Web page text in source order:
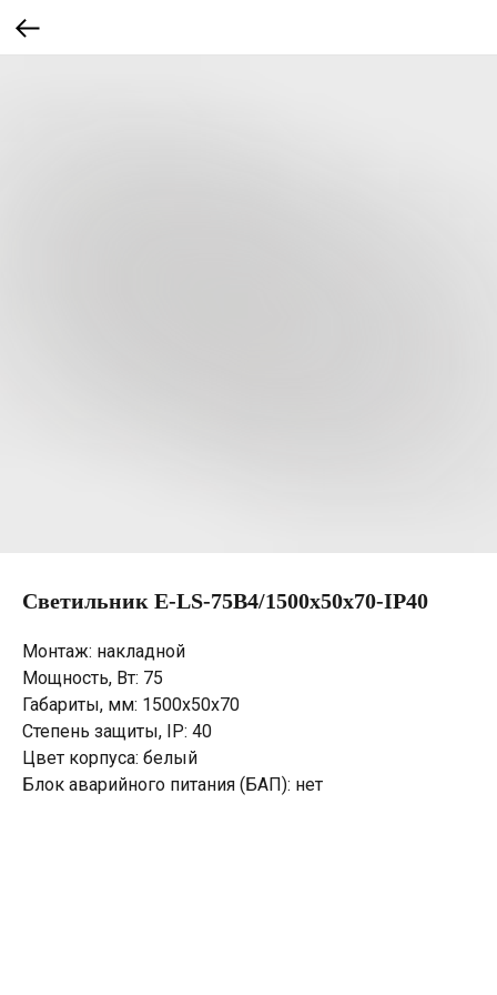
Светильник E-LS-75B4/1500х50х70-IP40
Монтаж: накладной
Мощность, Вт: 75
Габариты, мм: 1500х50х70
Степень защиты, IP: 40
Цвет корпуса: белый
Блок аварийного питания (БАП): нет